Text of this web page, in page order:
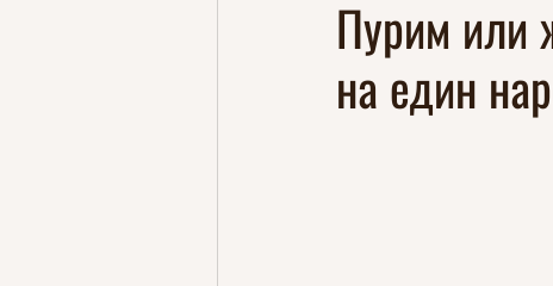
Пурим или
на един